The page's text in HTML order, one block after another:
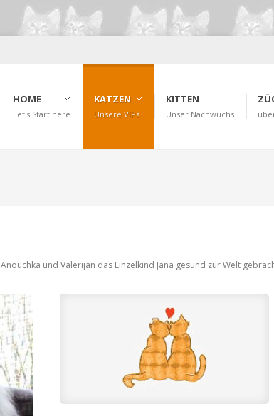
HOME
Let's Start here
KATZEN
Unsere VIPs
KITTEN
Unser Nachwuchs
und Valerijan das Einzelkind Jana gesund zur Welt